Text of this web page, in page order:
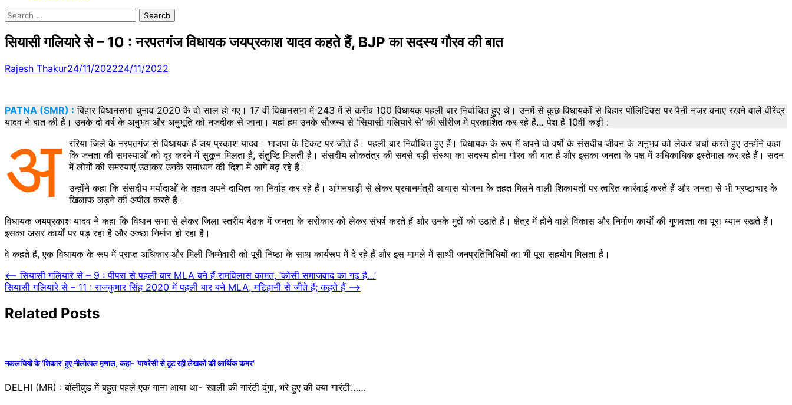
Search
सियासी गलियारे से – 10 : नरप‍तगंज विधायक जयप्रकाश यादव कहते हैं, BJP का सदस्य गौरव की बात
Rajesh Thakur24/11/202224/11/2022
PATNA (SMR) : बिहार विधानसभा चुनाव 2020 के दो साल हो गए। 17 वीं विधानसभा में 243 में से करीब 100 विधायक पहली बार निर्वाचित हुए थे। उनमें से कुछ विधायकों से बिहार पॉलिटिक्स पर पैनी नजर बनाए रखने वाले वीरेंद्र
यादव ने बात की है। उनके दो वर्ष के अनुभव और अनुभूति को नजदीक से जाना। यहां हम उनके सौजन्य से ‘सियासी गलियारे से’ की सीरीज में प्रकाशित कर रहे हैं… पेश है 10वीं कड़ी :
अ
ररिया जिले के नरप‍तगंज से विधायक हैं जय प्रकाश यादव। भाजपा के टिकट पर जीते हैं। पहली बार निर्वाचित हुए हैं। विधायक के रूप में अपने दो वर्षों के संसदीय जीवन के अनुभव को लेकर चर्चा करते हुए उन्‍होंने कहा
कि जनता की समस्‍याओं को दूर करने में सुकून मिलता है, संतुष्टि मिलती है। संसदीय लोकतंत्र की सबसे बड़ी संस्‍था का सदस्‍य होना गौरव की बात है और इसका जनता के पक्ष में अधिकाधिक इस्‍तेमाल कर रहे हैं। सदन
में लोगों की समस्‍याएं उठाकर उनके समाधान की दिशा में आगे बढ़ रहे हैं।
उन्‍होंने कहा कि संसदीय मर्यादाओं के तहत अपने दायित्‍व का निर्वाह कर रहे हैं। आंगनबाड़ी से लेकर प्रधानमंत्री आवास योजना के तहत मिलने वाली शिकायतों पर त्‍वरित कार्रवाई करते हैं और जनता से भी भ्रष्‍टाचार के
खिलाफ लड़ने की अपील करते हैं।
विधायक जयप्रकाश यादव ने कहा कि विधान सभा से लेकर जिला स्‍तरीय बैठक में जनता के सरोकार को लेकर संघर्ष करते हैं और उनके मुद्दों को उठाते हैं। क्षेत्र में होने वाले विकास और निर्माण कार्यों की गुणवत्‍ता का पूरा ध्‍यान रखते हैं।
इसका असर कार्यों पर पड़ रहा है और अच्‍छा निर्माण हो रहा है।
वे कहते हैं, एक विधायक के रूप में प्राप्‍त अधिकार और मिली जिम्‍मेवारी को पूरी निष्‍ठा के साथ कार्यरूप में दे रहे हैं और इस मामले में सा‍थी जनप्रतिनिधियों का भी पूरा सहयोग मिलता है।
Post
navigation
⟵ सियासी गलियारे से – 9 : पीपरा से पहली बार MLA बने हैं रामविलास कामत, ‘कोसी समाजवाद का गढ़ है…’
सियासी गलियारे से – 11 : राजकुमार सिंह 2020 में पहली बार बने MLA, मटिहानी से जीते हैं; कहते हैं ⟶
Related Posts
नकलचियों के ‘शिकार’ हुए नीलोत्पल मृणाल, कहा- ‘पायरेसी से टूट रही लेखकों की आर्थिक कमर’
DELHI (MR) : बॉलीवुड में बहुत पहले एक गाना आया था- ‘खाली की गारंटी दूंगा, भरे हुए की क्या गारंटी’……